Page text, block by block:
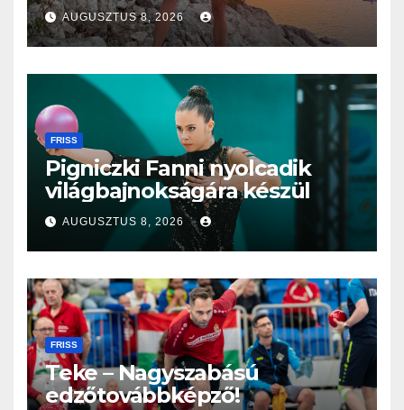
merült Lastovón
AUGUSZTUS 8, 2026
FRISS
Pigniczki Fanni nyolcadik
világbajnokságára készül
AUGUSZTUS 8, 2026
FRISS
Teke – Nagyszabású
edzőtovábbképző!